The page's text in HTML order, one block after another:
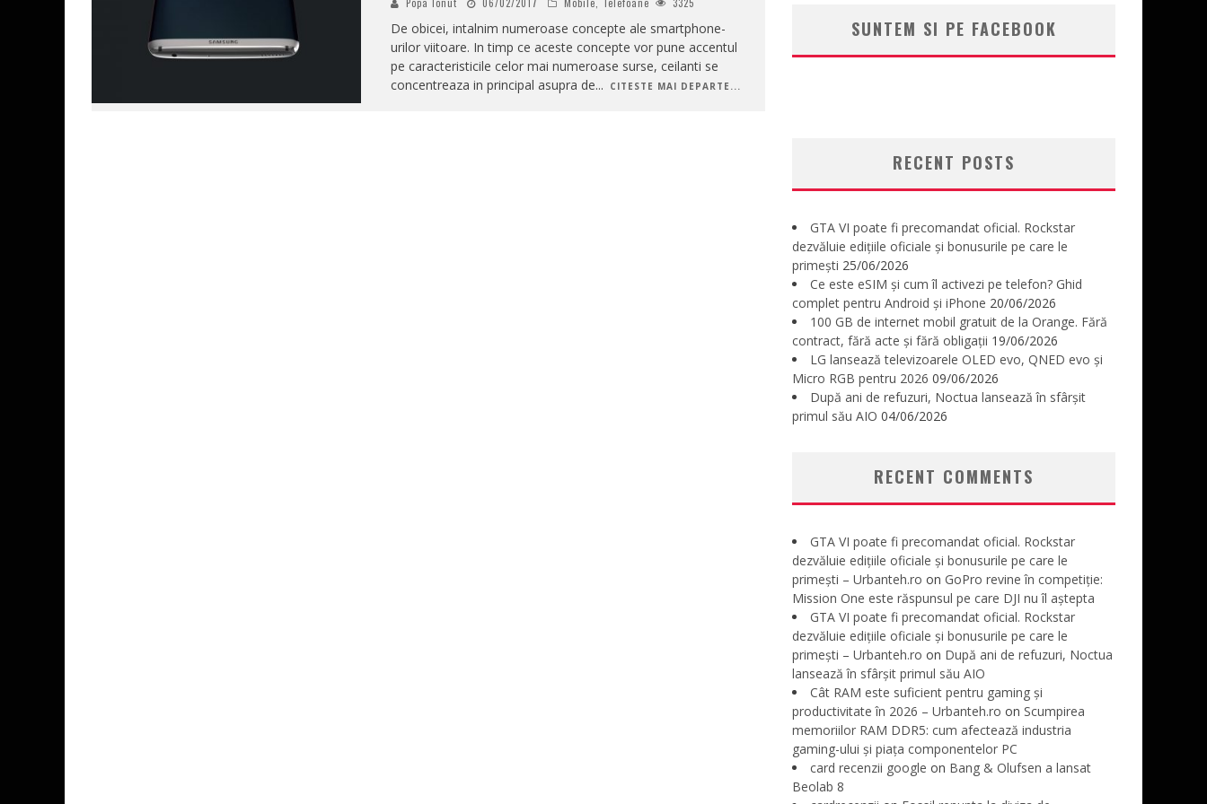
De obicei, intalnim numeroase concepte ale smartphone-
urilor viitoare. In timp ce aceste concepte vor pune accentul
pe caracteristicile celor mai numeroase surse, ceilanti se
concentreaza in principal asupra de... CITESTE MAI DEPARTE...
SUNTEM SI PE FACEBOOK
RECENT POSTS
GTA VI poate fi precomandat oficial. Rockstar
dezvăluie edițiile oficiale și bonusurile pe care le
primești 25/06/2026
Ce este eSIM și cum îl activezi pe telefon? Ghid
complet pentru Android și iPhone 20/06/2026
100 GB de internet mobil gratuit de la Orange. Fără
contract, fără acte și fără obligații 19/06/2026
LG lansează televizoarele OLED evo, QNED evo și
Micro RGB pentru 2026 09/06/2026
După ani de refuzuri, Noctua lansează în sfârșit
primul său AIO 04/06/2026
RECENT COMMENTS
GTA VI poate fi precomandat oficial. Rockstar
dezvăluie edițiile oficiale și bonusurile pe care le
primești – Urbanteh.ro on GoPro revine în competiție:
Mission One este răspunsul pe care DJI nu îl aștepta
GTA VI poate fi precomandat oficial. Rockstar
dezvăluie edițiile oficiale și bonusurile pe care le
primești – Urbanteh.ro on După ani de refuzuri, Noctua
lansează în sfârșit primul său AIO
Cât RAM este suficient pentru gaming și
productivitate în 2026 – Urbanteh.ro on Scumpirea
memoriilor RAM DDR5: cum afectează industria
gaming-ului și piața componentelor PC
card recenzii google on Bang & Olufsen a lansat
Beolab 8